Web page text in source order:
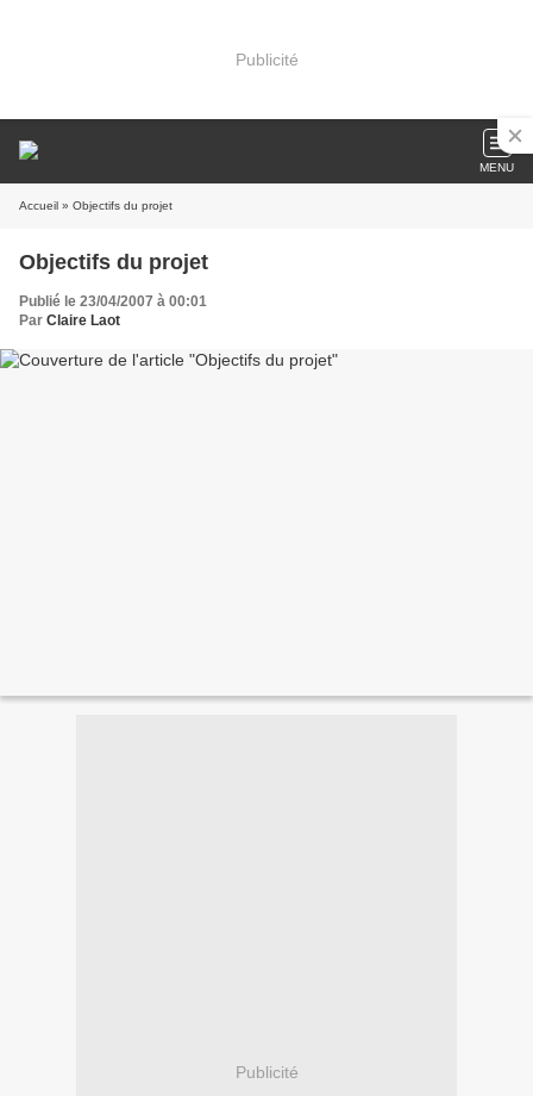
Publicité
MENU
Accueil » Objectifs du projet
Objectifs du projet
Publié le 23/04/2007 à 00:01
Par Claire Laot
Publicité